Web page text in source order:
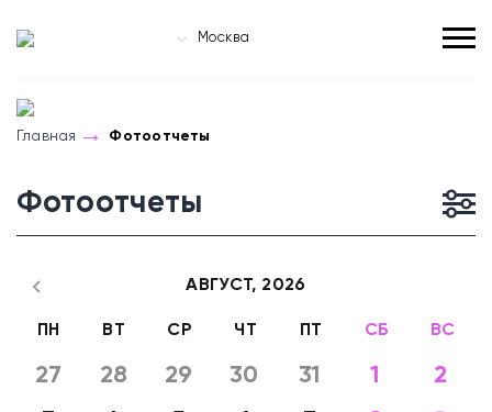
Москва
Главная Фотоотчеты
Фотоотчеты
АВГУСТ, 2026
ПН ВТ СР ЧТ ПТ СБ ВС
27 28 29 30 31 1
2